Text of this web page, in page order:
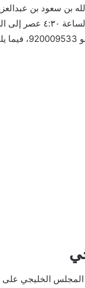
بن سعود بن
الخليجي على